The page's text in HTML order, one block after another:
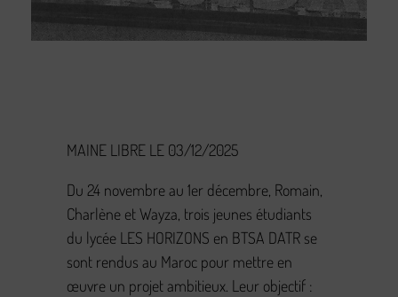
MAINE LIBRE LE 03/12/2025
Du 24 novembre au 1er décembre, Romain,
Charlène et Wayza, trois jeunes étudiants
du lycée LES HORIZONS en BTSA DATR se
sont rendus au Maroc pour mettre en
œuvre un projet ambitieux. Leur objectif :